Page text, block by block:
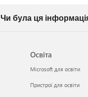
Чи була ця
Освіта
Microsoft для освіти
Пристрої для освіти